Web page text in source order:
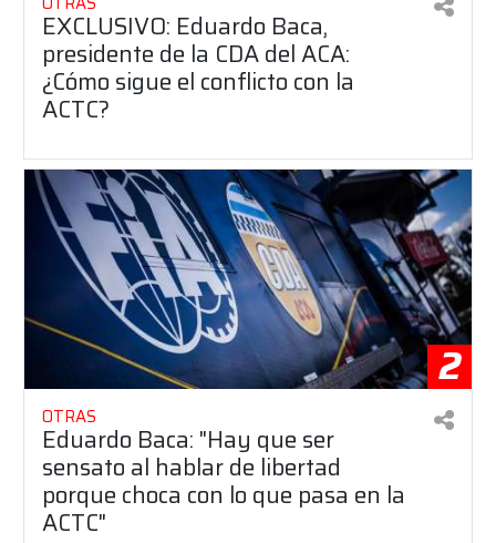
EXCLUSIVO: Eduardo Baca,
presidente de la CDA del ACA:
¿Cómo sigue el conflicto con la
ACTC?
2
OTRAS
Eduardo Baca: "Hay que ser
sensato al hablar de libertad
porque choca con lo que pasa en la
ACTC"